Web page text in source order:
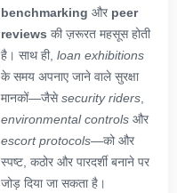
benchmarking और peer
reviews की ज़रूरत महसूस होती
है। साथ ही, loan exhibitions
के समय अपनाए जाने वाले सुरक्षा
मानकों—जैसेsecurity riders,
environmental controls और
escort protocols—को और
स्पष्ट, कठोर और पारदर्शी बनाने पर
जोड़ दिया जा सकता है।